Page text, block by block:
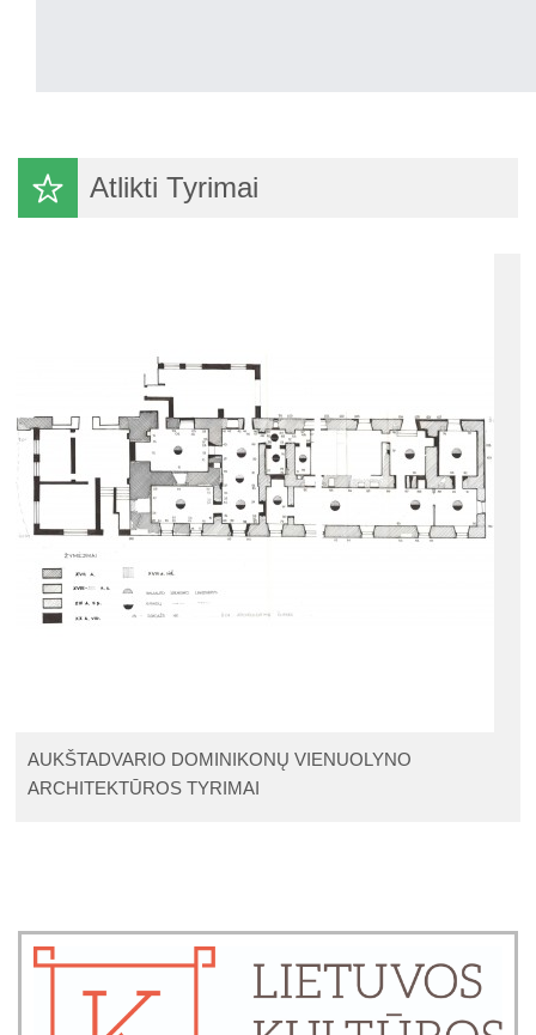
Atlikti Tyrimai
AUKŠTADVARIO DOMINIKONŲ VIENUOLYNO
ARCHITEKTŪROS TYRIMAI